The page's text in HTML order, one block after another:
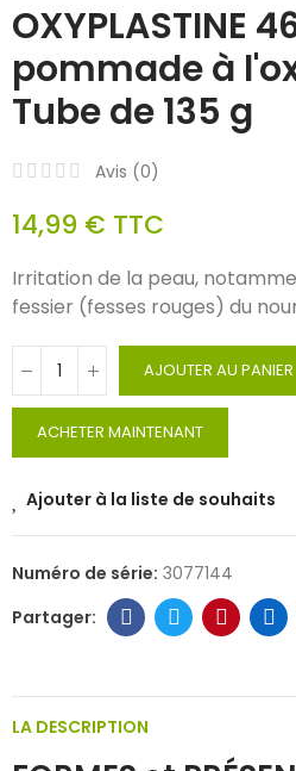
OXYPLASTINE
pommade à
Tube de 135 g
Avis (0)
14,99 € TTC
Irritation de la peau,
fessier (fesses rouges) du
AJOUTER AU PANIER
ACHETER MAINTENANT
Ajouter à la liste de souhaits
Numéro de série: 3077144
LA DESCRIPTION